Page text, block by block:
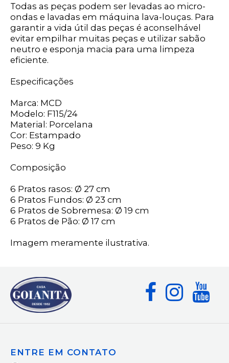
Todas as peças podem ser levadas ao micro-
ondas e lavadas em máquina lava-louças. Para
garantir a vida útil das peças é aconselhável
evitar empilhar muitas peças e utilizar sabão
neutro e esponja macia para uma limpeza
eficiente.
Especificações
Marca: MCD
Modelo: F115/24
Material: Porcelana
Cor: Estampado
Peso: 9 Kg
Composição
6 Pratos rasos: Ø 27 cm
6 Pratos Fundos: Ø 23 cm
6 Pratos de Sobremesa: Ø 19 cm
6 Pratos de Pão: Ø 17 cm
Imagem meramente ilustrativa.
ENTRE EM CONTATO